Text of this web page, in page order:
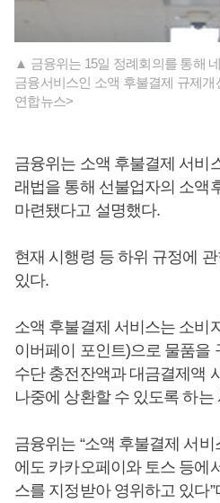
▲ 금융위는 15일 정례회의를 통해
금융서비스인 소액 후불결제 규제
연합뉴스>
금융위는 소액 후불결제 서비
래법을 통해 선불업자의 소액
마련됐다고 설명했다.
현재 시행령 등 하위 규정에
있다.
소액 후불결제 서비스는 소비
이버페이 포인트)으로 물품을
수단 충전잔액과 대금결제액
나중에 상환할 수 있도록 하는
금융위는 “소액 후불결제 서
에도 카카오페이와 토스 등에
스를 지정받아 영위하고 있다